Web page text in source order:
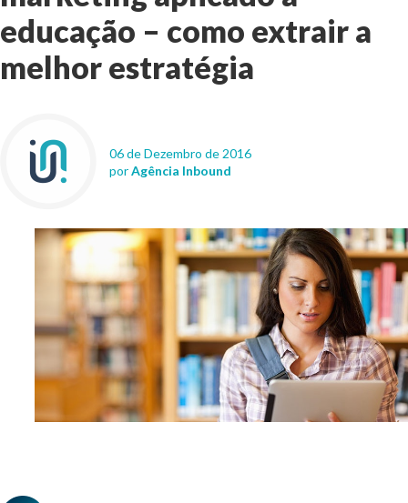
educação – como extrair a
melhor estratégia
06 de Dezembro de 2016
porAgência Inbound